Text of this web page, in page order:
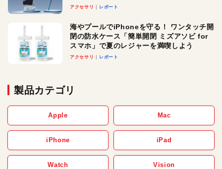
ースでおしゃれに充電したい人にオスス
アクセサリ レポート
海やプールでiPhoneを守る！ ワンタッチ開
閉の防水ケース「簡単開閉 ミズアソビ for
スマホ」で夏のレジャーを満喫しよう
アクセサリ レポート
製品カテゴリ
Apple Mac
iPhone iPad
Watch Vision